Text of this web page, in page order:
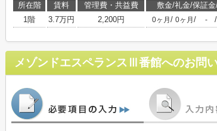
所在階 賃料 管理費・共益費 敷金/礼金/保証金
1階
3.7万円 2,200円 0ヶ月 / 0ヶ月 / - /
メゾンドエスペランスⅢ番館へのお問